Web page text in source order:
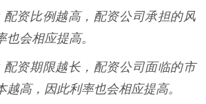
资比例越高，配资公司承担的风
会相应提高。
资期限越长，配资公司面临的市
高，因此利率也会相应提高。